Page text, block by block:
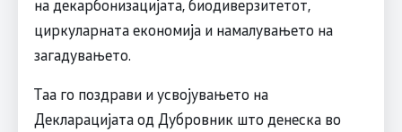
на декарбонизацијата, биодиверзитетот,
циркуларната економија и намалувањето на
загадувањето.
Таа го поздрави и усвојувањето на
Декларацијата од Дубровник што денеска во